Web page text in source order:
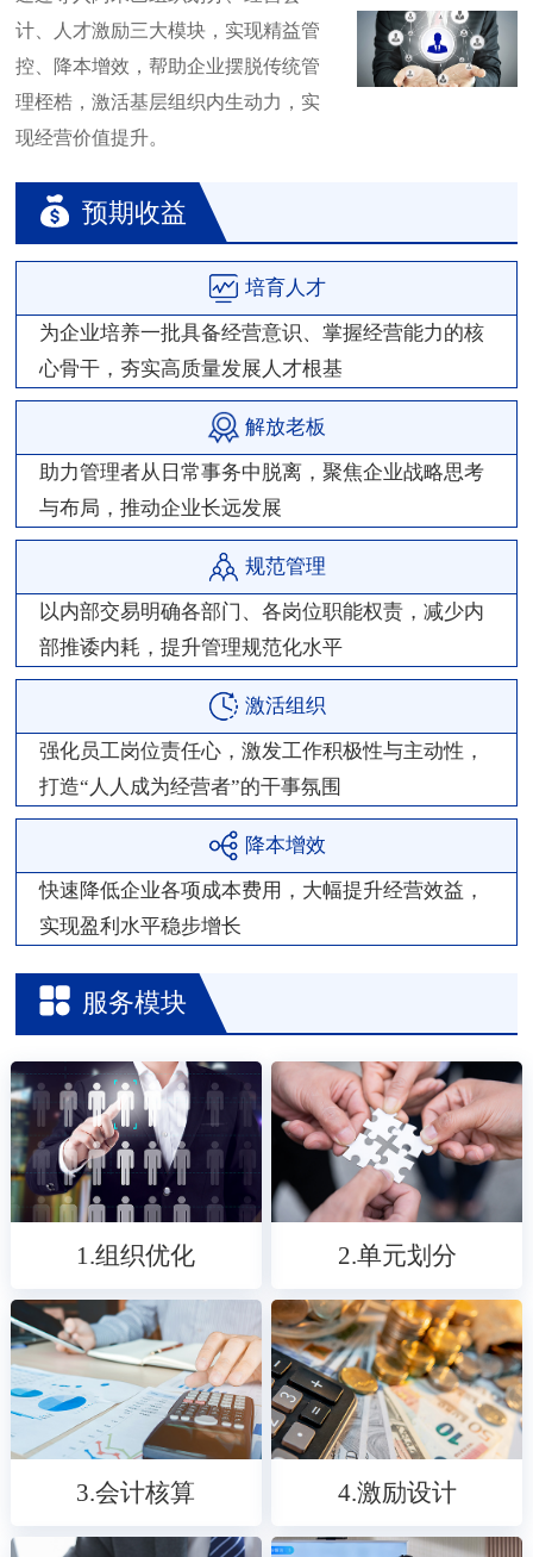
计、人才激励三大模块，实现精益管
控、降本增效，帮助企业摆脱传统管
理桎梏，激活基层组织内生动力，实
现经营价值提升。
预期收益
培育人才
为企业培养一批具备经营意识、掌握经营能力的核
心骨干，夯实高质量发展人才根基
解放老板
助力管理者从日常事务中脱离，聚焦企业战略思考
与布局，推动企业长远发展
规范管理
以内部交易明确各部门、各岗位职能权责，减少内
部推诿内耗，提升管理规范化水平
激活组织
强化员工岗位责任心，激发工作积极性与主动性，
打造“人人成为经营者”的干事氛围
降本增效
快速降低企业各项成本费用，大幅提升经营效益，
实现盈利水平稳步增长
服务模块
1.组织优化 2.单元划分
3.会计核算 4.激励设计